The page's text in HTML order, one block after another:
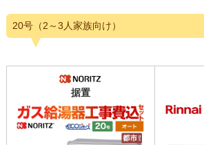
20号（2～3人家族向け）
据置